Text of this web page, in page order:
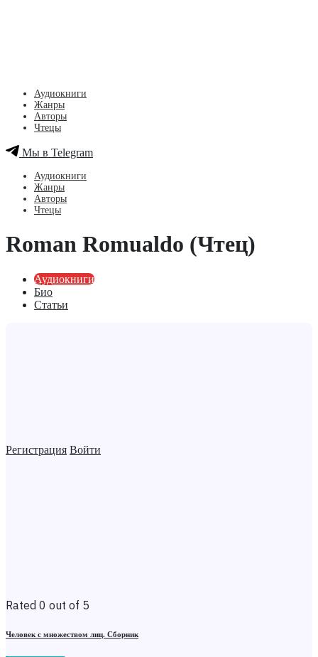
Регистрация Войти
Аудиокниги
Жанры
Авторы
Чтецы
Мы в Telegram
Аудиокниги
Жанры
Авторы
Чтецы
Roman Romualdo (Чтец)
Аудиокниги
Био
Статьи
Rated 0 out of 5
Человек с множеством лиц. Сборник